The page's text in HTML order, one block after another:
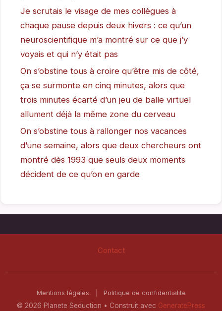
Je scrutais le visage de mes collègues à
chaque pause depuis deux hivers : ce qu’un
neuroscientifique m’a montré sur ce que j’y
voyais et qui n’y était pas
On s’obstine tous à croire qu’être mis de côté,
ça se surmonte en cinq minutes, alors que
trois minutes écarté d’un jeu de balle virtuel
allument déjà la même zone du cerveau
On s’obstine tous à rallonger nos vacances
d’une semaine, alors que deux chercheurs ont
montré dès 1993 que seuls deux moments
décident de ce qu’on en garde
Contact
Mentions légales
Politique de confidentialite
© 2026 Planete Seduction • Construit avec GeneratePress